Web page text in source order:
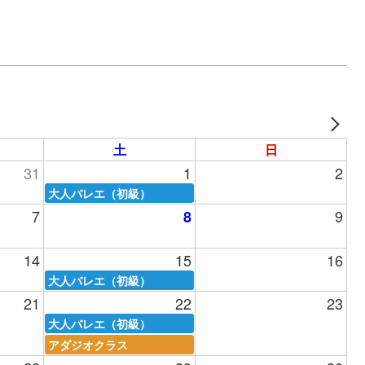
土 日
31 1 2
大人バレエ（初級）
7 8 9
14 15 16
大人バレエ（初級）
21 22 23
大人バレエ（初級）
アダジオクラス